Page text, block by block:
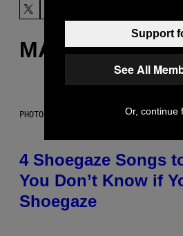
MÁS DE LO
PHOTO BY SCOTT LEGATO/GETTY IMAGES
4 Shoegaze Songs
You Don’t Know if
Shoegaze
Support
See All
Or, continue